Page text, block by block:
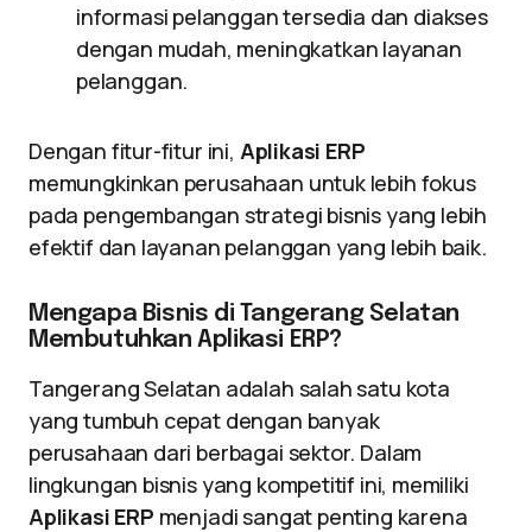
informasi pelanggan tersedia dan diakses
dengan mudah, meningkatkan layanan
pelanggan.
Dengan fitur-fitur ini, Aplikasi ERP
memungkinkan perusahaan untuk lebih fokus
pada pengembangan strategi bisnis yang lebih
efektif dan layanan pelanggan yang lebih baik.
Mengapa Bisnis di Tangerang Selatan
Membutuhkan Aplikasi ERP?
Tangerang Selatan adalah salah satu kota
yang tumbuh cepat dengan banyak
perusahaan dari berbagai sektor. Dalam
lingkungan bisnis yang kompetitif ini, memiliki
Aplikasi ERP menjadi sangat penting karena